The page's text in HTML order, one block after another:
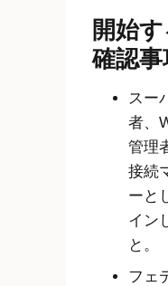
開始
確認事
スー
者、
管理
接続
ー と
イン
と。
フェ